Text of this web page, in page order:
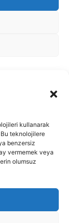
kullanarak
teknolojilere
benzersiz
vermemek veya
olumsuz
resim ve benzeri
Hiçbir şekilde
bile izin